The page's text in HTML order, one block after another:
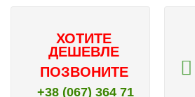
ХОТИТЕ
ДЕШЕВЛЕ
ПОЗВОНИТЕ
+38 (067) 364 71